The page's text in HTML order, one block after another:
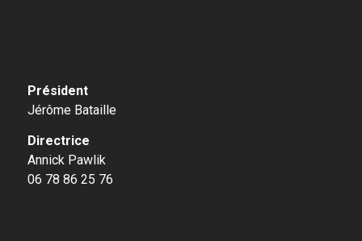
Président
Jérôme Bataille
Directrice
Annick Pawlik
06 78 86 25 76